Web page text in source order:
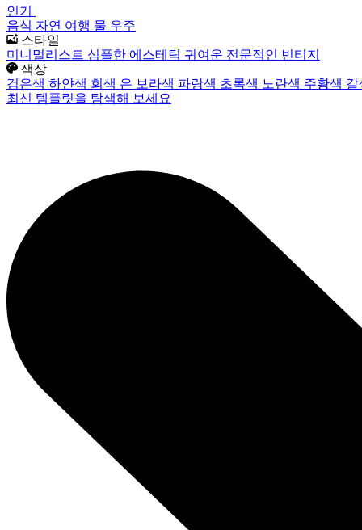
인기
음식 자연 여행 물 우주
스타일
미니멀리스트 심플한 에스테틱 귀여운 전문적인 빈티지
색상
검은색 하얀색 회색 은 보라색 파랑색 초록색 노란색 주황색
최신 템플릿을 탐색해 보세요